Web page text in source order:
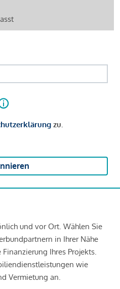
zu.
und vor Ort. Wählen Sie
in Ihrer Nähe
Ihres Projekts.
wie
Vermietung an.